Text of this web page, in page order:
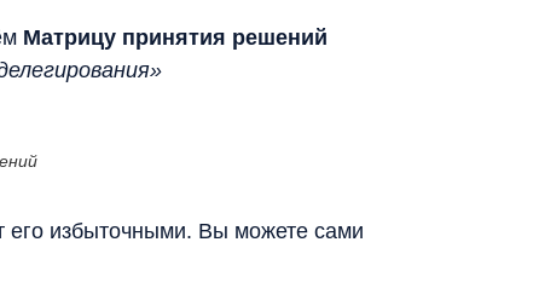
Матрицу принятия решений
его избыточными. Вы можете сами